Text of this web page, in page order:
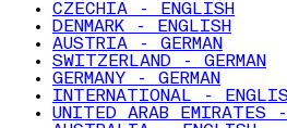
CZECHIA - ENGLISH
DENMARK - ENGLISH
AUSTRIA - GERMAN
SWITZERLAND - GERMAN
GERMANY - GERMAN
INTERNATIONAL -
UNITED ARAB EMIRATES